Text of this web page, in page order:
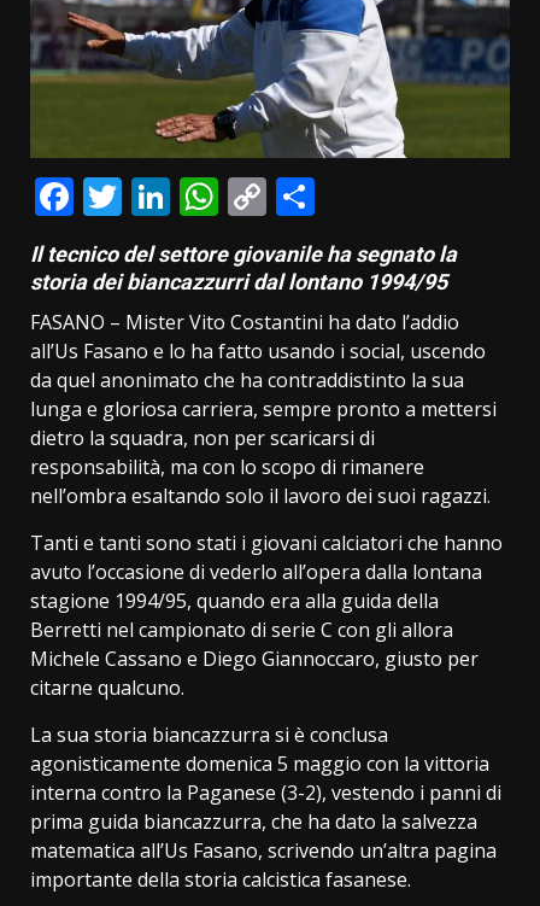
Facebook
Twitter
LinkedIn
WhatsApp
Copy
Link
Il tecnico del settore giovanile ha segnato la
storia dei biancazzurri dal lontano 1994/95
FASANO – Mister Vito Costantini ha dato l’addio
all’Us Fasano e lo ha fatto usando i social, uscendo
da quel anonimato che ha contraddistinto la sua
lunga e gloriosa carriera, sempre pronto a mettersi
dietro la squadra, non per scaricarsi di
responsabilità, ma con lo scopo di rimanere
nell’ombra esaltando solo il lavoro dei suoi ragazzi.
Tanti e tanti sono stati i giovani calciatori che hanno
avuto l’occasione di vederlo all’opera dalla lontana
stagione 1994/95, quando era alla guida della
Berretti nel campionato di serie C con gli allora
Michele Cassano e Diego Giannoccaro, giusto per
citarne qualcuno.
La sua storia biancazzurra si è conclusa
agonisticamente domenica 5 maggio con la vittoria
interna contro la Paganese (3-2), vestendo i panni di
prima guida biancazzurra, che ha dato la salvezza
matematica all’Us Fasano, scrivendo un’altra pagina
importante della storia calcistica fasanese.